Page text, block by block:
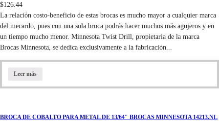
$126.44
La relación costo-beneficio de estas brocas es mucho mayor a cualquier marca
del mecardo, pues con una sola broca podrás hacer muchos más agujeros y en
un tiempo mucho menor. Minnesota Twist Drill, propietaria de la marca
Brocas Minnesota, se dedica exclusivamente a la fabricación...
Leer más
BROCA DE COBALTO PARA METAL DE 13/64″ BROCAS MINNESOTA 14213.NL